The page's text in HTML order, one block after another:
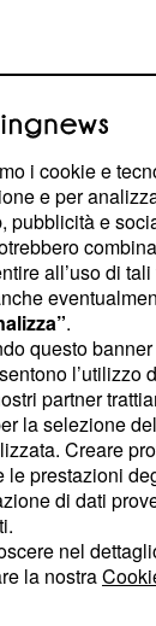
buon
sono degli alti
per vinti.
e non
sono dei
Chi di voi
aspettando
i cookie e
e per
pubblicità e
all’uso di
.
questo
l’utilizzo
partner
la selezione
Creare
le prestazioni
di dati
nel
la nostra